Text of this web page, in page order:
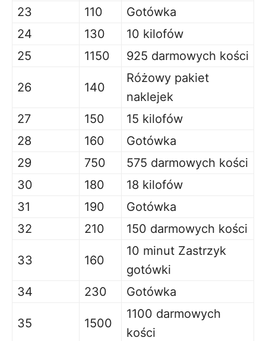
23 110
Gotówka
24
130
10 kilofów
25
1150 925 darmowych kości
26 140
Różowy pakiet
naklejek
27
150
15 kilofów
28
160
Gotówka
29
750
575 darmowych kości
30
180
18 kilofów
31
190
Gotówka
32
210 150 darmowych kości
33 160
10 minut Zastrzyk
gotówki
34
230 Gotówka
35 1500
1100 darmowych
kości